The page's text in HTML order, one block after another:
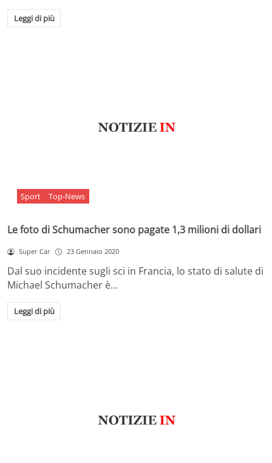
Leggi di più
Sport Top-News
Le foto di Schumacher sono pagate 1,3 milioni di dollari
Super Car 23 Gennaio 2020
Dal suo incidente sugli sci in Francia, lo stato di salute di
Michael Schumacher è…
Leggi di più